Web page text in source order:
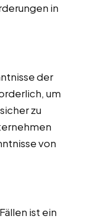
in
der
um
zu
von
ist ein